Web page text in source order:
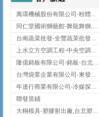
萬環機械股份有限公司-粉體塗裝設備,輸送機,輸送機設備,台南輸送機
同仁堂國術獅藝館-舞龍舞獅,台中舞龍舞獅
台南蔬菜批發-全豐蔬菜批發專送/台南蔬菜箱宅配到府
上水立方空調工程-中央空調規劃,台北中央空調規劃
隆億銘板有限公司-銘板-台北銘板-板橋銘板
台灣袋業企業有限公司-東發企業社/台中太空袋/太空包
年達行商業有限公司-冷媒探漏儀,壓力錶組,真空泵浦,台北冷凍空調材料
聯發當鋪
大桐模具-塑膠射出廠,台北塑膠射出廠